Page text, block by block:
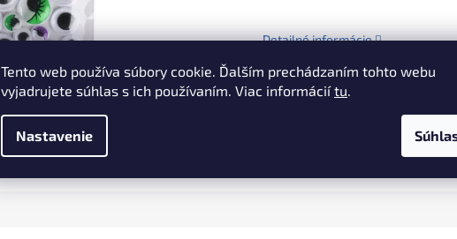
Tento web používa súbory cookie. Ďalším prechádzaním tohto webu
vyjadrujete súhlas s ich používaním. Viac informáciítu
Nastavenie
Detailné informácie
OPÝTAŤ SA